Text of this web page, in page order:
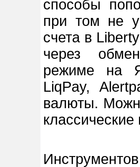
способы
при том не
счета в
через
режиме на
LiqPay,
валюты.